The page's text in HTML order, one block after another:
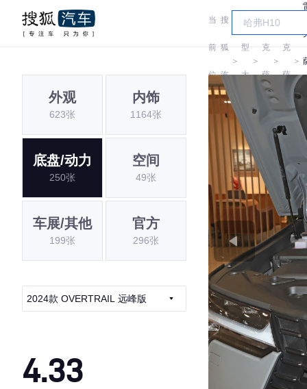
当
前
位
搜
狐
汽
车
＞
车
型
大
＞
雷
克
萨
＞
克
萨
＞
外观
623张
内饰
1164张
底盘/动力
250张
空间
49张
车展/其他
199张
官方
296张
2024款 OVERTRAIL 远峰版
4.33